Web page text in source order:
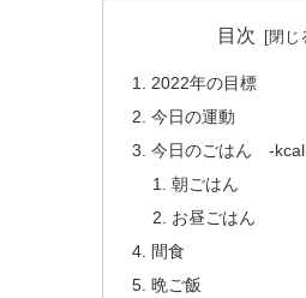
目次
2022年の目標
今日の運動
今日のごはん -kcal
朝ごはん
お昼ごはん
間食
晩ご飯